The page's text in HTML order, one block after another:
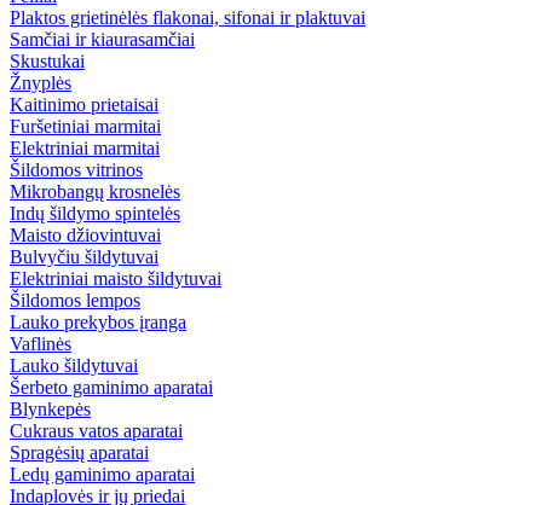
Plaktos grietinėlės flakonai, sifonai ir plaktuvai
Samčiai ir kiaurasamčiai
Skustukai
Žnyplės
Kaitinimo prietaisai
Furšetiniai marmitai
Elektriniai marmitai
Šildomos vitrinos
Mikrobangų krosnelės
Indų šildymo spintelės
Maisto džiovintuvai
Bulvyčiu šildytuvai
Elektriniai maisto šildytuvai
Šildomos lempos
Lauko prekybos įranga
Vaflinės
Lauko šildytuvai
Šerbeto gaminimo aparatai
Blynkepės
Cukraus vatos aparatai
Spragėsių aparatai
Ledų gaminimo aparatai
Indaplovės ir jų priedai